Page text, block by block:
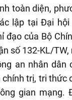
toàn diện,
lập tại Đại hội
đạo của Bộ
số 132-KL/
an nhân dân
chính trị, tri thức
gian mạng.